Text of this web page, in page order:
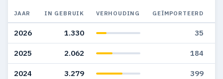
JAAR IN GEBRUIK VERHOUDING GEÏMPORTEERD
2026 1.330 35
2025 2.062 184
2024 3.279 399